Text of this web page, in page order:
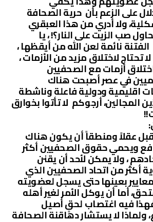
على الزعم بأن حرية الصحافة
ولا أدري من هذا العبقري
صب الزيت على النار؟! ، يا
نائمة لعن الله من أيقظها ،
لا تحتاج لاختلاق مزيد من الأزمات ،
أزمات مع الصحفيين
في عصر أصبحت هناك
اقليمية ودولية فاعلة وناشطة
المجالين، أرجوكم لا تأتوا بخوارق
عقلاً ومنطقاً أن يكون هناك
ويحمي حقوق الصحفيين أكثر
، ولا يمكن لأحد أن يقنن
أكثر من اتحاد الصحفيين الذي
بعينها حتى يسجل لعضويته
أما أن يوكل الأمر لغير أهله
فيه اغتصاب لحقٍ أصيل
ولماذا لا يستشار دهاقنة الصحافة